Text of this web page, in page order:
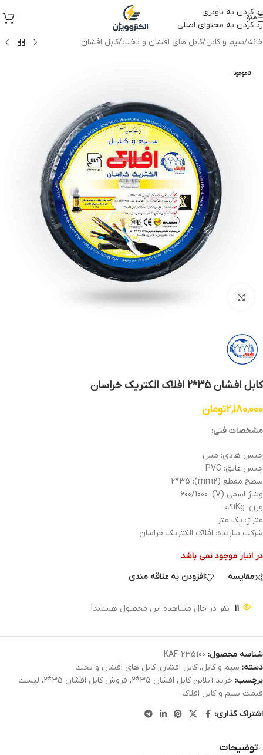
رد کردن به ناوبری
رد کردن به محتوای اصلی
منو
خانه/سیم و کابل/کابل های افشان و تخت/کابل افشان
ناموجود
کابل افشان 35*2 افلاک الکتریک خراسان
2,180,000تومان
مشخصات فنی:
جنس هادی: مس
جنس عایق: PVC
سطح مقطع (mm2): 2*35
ولتاژ اسمی (V): 600/1000
وزن: 0.91Kg
متراژ: یک متر
شرکت سازنده: افلاک الکتریک خراسان
در انبار موجود نمی باشد
مقایسه
افزودن به علاقه مندی
11 نفر در حال مشاهده این محصول هستند!
شناسه محصول: KAF-235100
دسته: سیم و کابل, کابل افشان, کابل های افشان و تخت
برچسب: خرید آنلاین کابل افشان 35*2 , فروش کابل افشان 35*2 , لیست
قیمت سیم و کابل افلاک
اشتراک گذاری:
توضیحات